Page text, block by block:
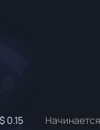
0.15